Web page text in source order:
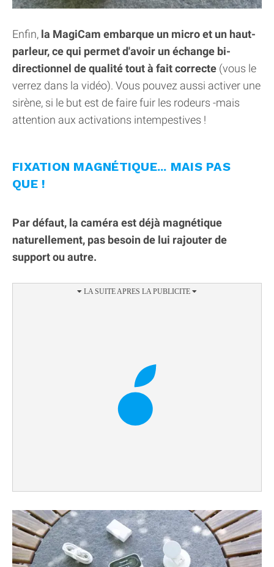
Enfin, la MagiCam embarque un micro et un haut-
parleur, ce qui permet d'avoir un échange bi-
directionnel de qualité tout à fait correcte (vous le
verrez dans la vidéo). Vous pouvez aussi activer une
sirène, si le but est de faire fuir les rodeurs -mais
attention aux activations intempestives !
FIXATION MAGNÉTIQUE... MAIS PAS
QUE !
Par défaut, la caméra est déjà magnétique
naturellement, pas besoin de lui rajouter de
support ou autre.